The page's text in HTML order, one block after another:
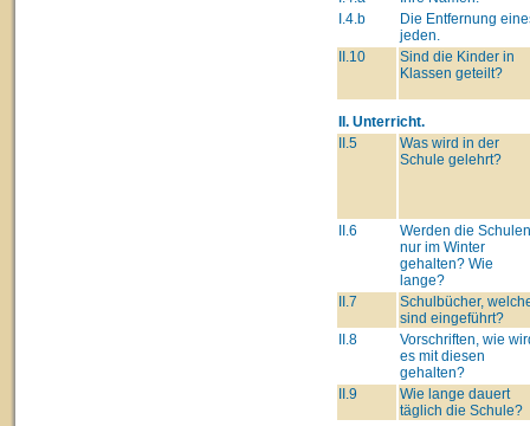
I.4.b
Die Entfernung
jeden.
II.10
Sind die Kinder in
Klassen geteilt?
II. Unterricht.
II.5
Was wird in der
Schule gelehrt?
II.6
Werden die Schulen
nur im Winter
gehalten? Wie
lange?
II.7
Schulbücher,
sind eingeführt?
II.8
Vorschriften, wie
es mit diesen
gehalten?
II.9
Wie lange dauert
täglich die Schule?